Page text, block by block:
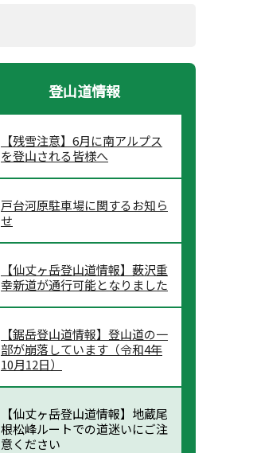
登山道情報
【残雪注意】6月に南アルプス
を登山される皆様へ
戸台河原駐車場に関するお知ら
せ
【仙丈ヶ岳登山道情報】薮沢重
幸新道が通行可能となりました
【鋸岳登山道情報】登山道の一
部が崩落しています（令和4年
10月12日）
【仙丈ヶ岳登山道情報】地蔵尾
根松峰ルートでの道迷いにご注
意ください